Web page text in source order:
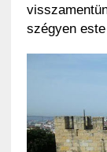
szégyen